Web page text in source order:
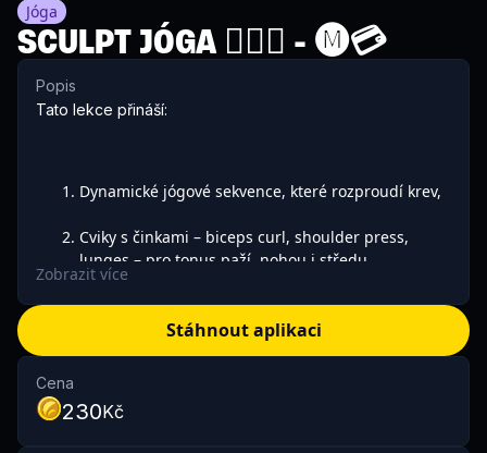
Jóga
SCULPT JÓGA 🏋🏻‍♀️ - 🅜💳
Popis
Tato lekce přináší:
Dynamické jógové sekvence, které rozproudí krev,
Cviky s činkami – biceps curl, shoulder press,
lunges – pro tonus paží, nohou i středu ,
Cardio/vysilovací vložky – krátké bursty na zvýšení
výdeje energie, 4. Vědomý dech a stabilita, které
udržují spojení tělo‑mysl,
dechová praxe pro regeneraci.
Zobrazit více
Stáhnout aplikaci
Cena
230Kč